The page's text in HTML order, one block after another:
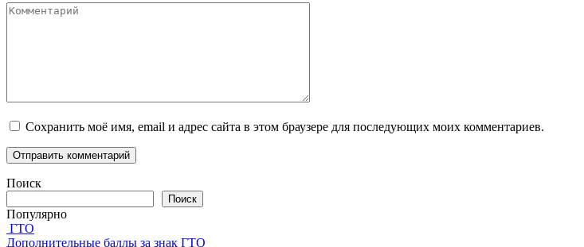
Комментарий
Сохранить моё имя, email и адрес сайта в этом браузере для последующих моих комментариев.
Поиск
Поиск
Популярно
ГТО
Дополнительные баллы за знак ГТО